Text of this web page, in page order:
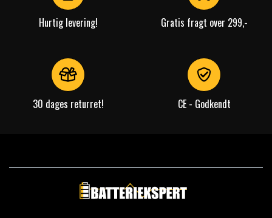
Hurtig levering! Gratis fragt over 299,-
30 dages returret! CE - Godkendt